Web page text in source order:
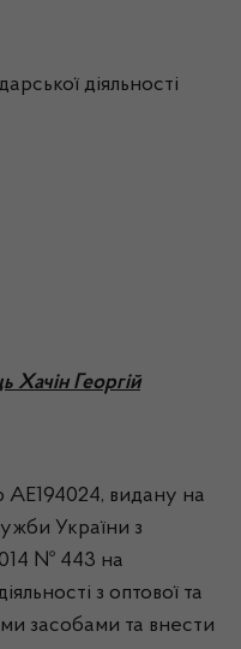
діяльності
Хачін Георгій
АЕ194024, видану на
України з
№ 443 на
з оптової та
засобами та внести